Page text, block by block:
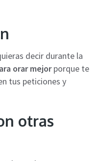
decir durante la
orar mejorporque te
tus peticiones y
otras